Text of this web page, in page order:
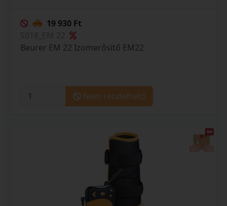
19 930 Ft
Beurer EM 22 Izomerősítő EM22
Nem rendelhető